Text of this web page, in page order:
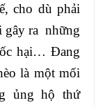
cho dù phải
gây ra những
hại… Đang
là một mối
ủng hộ thứ